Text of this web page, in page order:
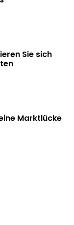
Sie sich
Marktlücke